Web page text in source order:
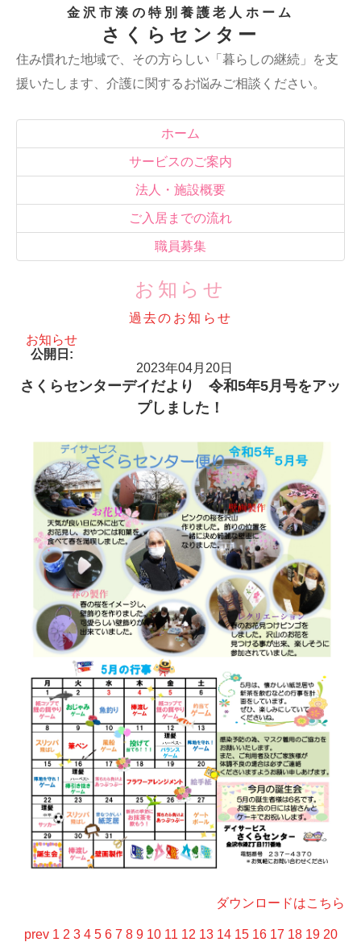
金沢市湊の特別養護老人ホーム
さくらセンター
住み慣れた地域で、その方らしい「暮らしの継続」を支
援いたします、介護に関するお悩みご相談ください。
ホーム
サービスのご案内
法人・施設概要
ご入居までの流れ
職員募集
お知らせ
過去のお知らせ
お知らせ
公開日:
2023年04月20日
さくらセンターデイだより 令和5年5月号をアッ
プしました！
ダウンロードはこちら
prev 1 2 3 4 5 6 7 8 9 10 11 12 13 14 15 16 17 18 19 20